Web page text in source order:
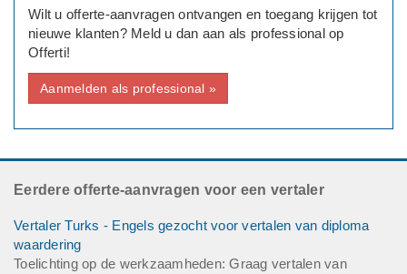
Deadline: Graag zo spoedig mogelijk
Wilt u offerte-aanvragen ontvangen en toegang krijgen tot
nieuwe klanten? Meld u dan aan als professional op
Offerti!
Aanmelden als professional »
Eerdere offerte-aanvragen voor een vertaler
Vertaler Turks - Engels gezocht voor vertalen van diploma
waardering
Toelichting op de werkzaamheden: Graag vertalen van